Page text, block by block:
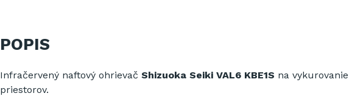
POPIS
Infračervený naftový ohrievač Shizuoka Seiki VAL6 KBE1S na vykurovanie
priestorov.